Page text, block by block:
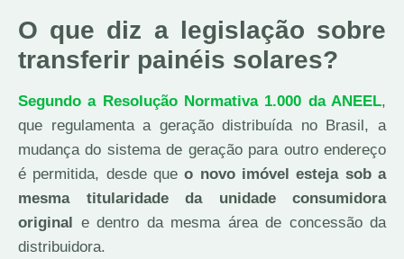
O que diz a legislação sobre
transferir painéis solares?
Segundo a Resolução Normativa 1.000 da ANEEL,
que regulamenta a geração distribuída no Brasil, a
mudança do sistema de geração para outro endereço
é permitida, desde queo novo imóvel esteja sob a
mesma titularidade da unidade consumidora
original e dentro da mesma área de concessão da
distribuidora.